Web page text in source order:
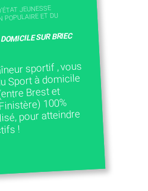
JEUNESSE
POPULAIRE ET DU
SUR BRIEC
sportif , vous
Sport à domicile
Brest et
100%
pour atteindre
!